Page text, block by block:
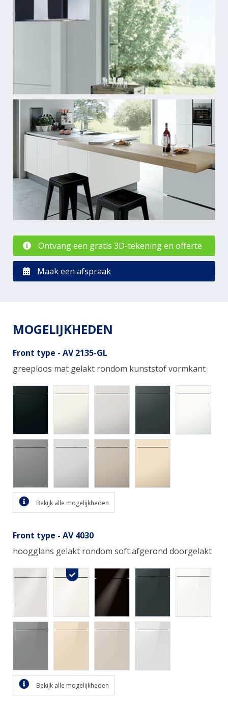
Ontvang een gratis 3D-tekening en offerte
Maak een afspraak
MOGELIJKHEDEN
Front type - AV 2135-GL
greeploos mat gelakt rondom kunststof vormkant
Bekijk alle mogelijkheden
Front type - AV 4030
hoogglans gelakt rondom soft afgerond doorgelakt
Bekijk alle mogelijkheden